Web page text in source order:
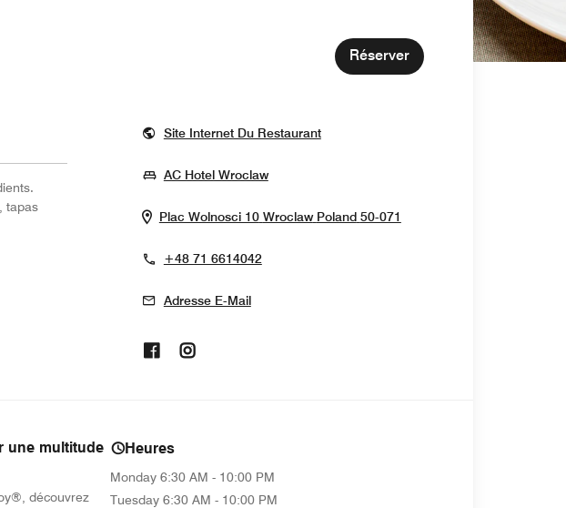
Réserver
tapas
Site Internet Du RestaurantOpens In New Window
AC Hotel WroclawOpens In New Window
Plac Wolnosci 10 Wroclaw Poland 50-071
+48 71 6614042
Adresse E-Mail
Opens In New Window
Opens In New Window
une multitude
découvrez
Heures
Monday 6:30 AM - 10:00 PM
Tuesday 6:30 AM - 10:00 PM